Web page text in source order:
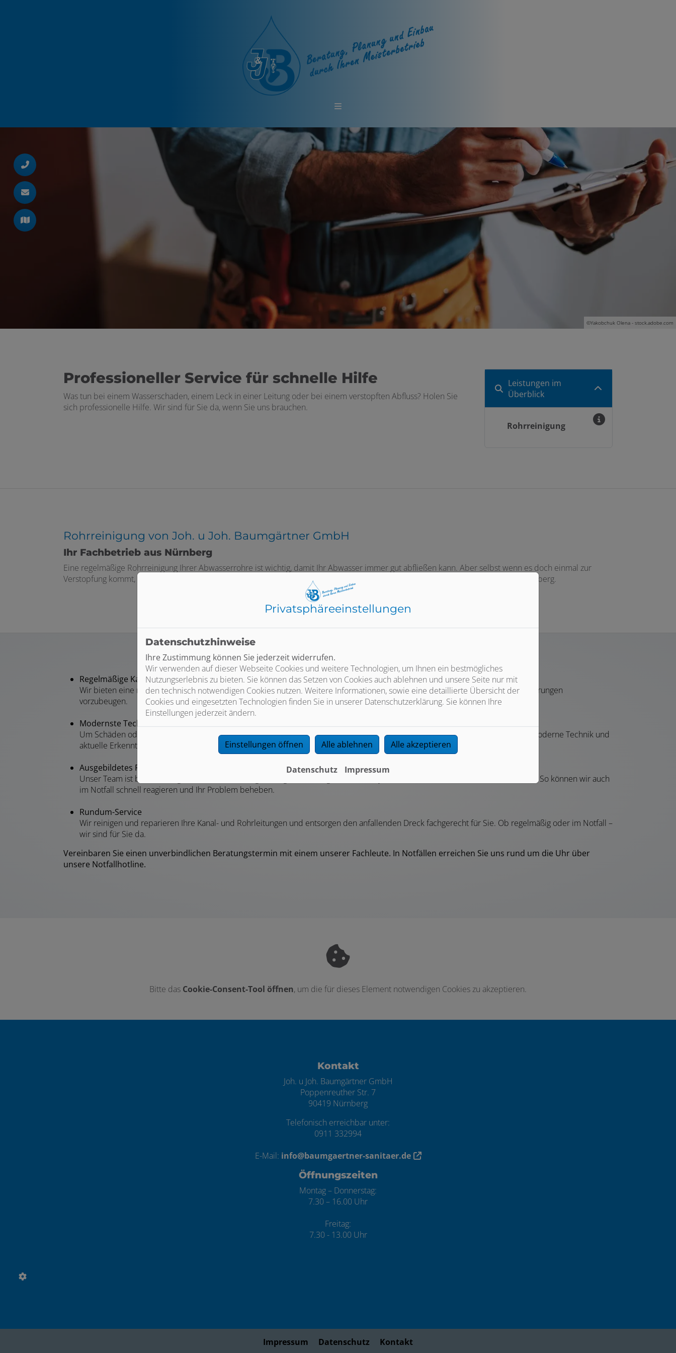
©Yakobchuk Olena - stock.adobe.com
Professioneller Service für schnelle Hilfe
Was tun bei einem Wasserschaden, einem Leck in einer Leitung oder bei einem verstopften Abfluss? Holen Sie
sich professionelle Hilfe. Wir sind für Sie da, wenn Sie uns brauchen.
Leistungen im
Überblick
Rohrreinigung
Rohrreinigung von Joh. u Joh. Baumgärtner GmbH
Ihr Fachbetrieb aus Nürnberg
Eine regelmäßige Rohrreinigung Ihrer Abwasserrohre ist wichtig, damit Ihr Abwasser immer gut abfließen kann. Aber selbst wenn es doch einmal zur
Verstopfung kommt, sind wir für Sie da. Joh. u Joh. Baumgärtner GmbH ist Ihr Fachbetrieb für Rohrreinigung und Notfallhilfe aus Nürnberg.
Regelmäßige Kanal- und Rohrreinigung
Wir bieten eine regelmäßige Rohr- und Kanalreinigung an, um Schäden frühzeitig zu erkennen und Verschmutzungen und Ablagerungen
vorzubeugen.
Modernste Technik
Um Schäden oder Verstopfungen zu lokalisieren, nutzen wir moderne Kameratechnik. Zur Beseitigung setzen wir ebenfalls auf moderne Technik und
aktuelle Erkenntnisse.
Ausgebildetes Fachpersonal
Unser Team ist bestens ausgebildet und erhält regelmäßig Fortbildungen, um Ihnen jederzeit mit Rat und Tat zur Seite zu stehen. So können wir auch
im Notfall schnell reagieren und Ihr Problem beheben.
Rundum-Service
Wir reinigen und reparieren Ihre Kanal- und Rohrleitungen und entsorgen den anfallenden Dreck fachgerecht für Sie. Ob regelmäßig oder im Notfall –
wir sind für Sie da.
Vereinbaren Sie einen unverbindlichen Beratungstermin mit einem unserer Fachleute. In Notfällen erreichen Sie uns rund um die Uhr über
unsere Notfallhotline.
Bitte das Cookie-Consent-Tool öffnen, um die für dieses Element notwendigen Cookies zu akzeptieren.
Kontakt
Joh. u Joh. Baumgärtner GmbH
Poppenreuther Str. 7
90419 Nürnberg
Telefonisch erreichbar unter:
0911 332994
E-Mail: info@baumgaertner-sanitaer.de
Öffnungszeiten
Montag – Donnerstag:
7.30 – 16.00 Uhr
Freitag:
7.30 - 13.00 Uhr
Impressum Datenschutz Kontakt
schließen
schließen
und schließen
Privatsphäre­einstellungen
Datenschutzhinweise
Ihre Zustimmung können Sie jederzeit widerrufen.
Wir verwenden auf dieser Webseite Cookies und weitere Technologien, um Ihnen ein bestmögliches
Nutzungserlebnis zu bieten. Sie können das Setzen von Cookies auch ablehnen und unsere Seite nur mit
den technisch notwendigen Cookies nutzen. Weitere Informationen, sowie eine detaillierte Übersicht der
Cookies und eingesetzten Technologien finden Sie in unserer Datenschutzerklärung. Sie können Ihre
Einstellungen jederzeit ändern.
Einstellungen öffnen Alle ablehnen Alle akzeptieren
Datenschutz Impressum